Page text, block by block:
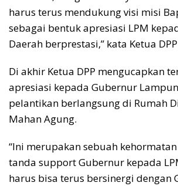
harus terus mendukung visi misi
sebagai bentuk apresiasi LPM
Daerah berprestasi,” kata Ketua
Di akhir Ketua DPP mengucapkan
apresiasi kepada Gubernur
pelantikan berlangsung di Rumah
Mahan Agung.
“Ini merupakan sebuah
tanda support Gubernur kepada
harus bisa terus bersinergi dengan